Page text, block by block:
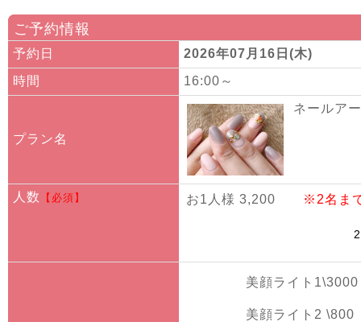
ご予約情報
予約日
2026年07月16日(木)
時間
16:00～
プラン名
ネールア
人数 【必須】 お1人様 3,200 ※2名ま
美顔ライト1\3000
美顔ライト2 \800